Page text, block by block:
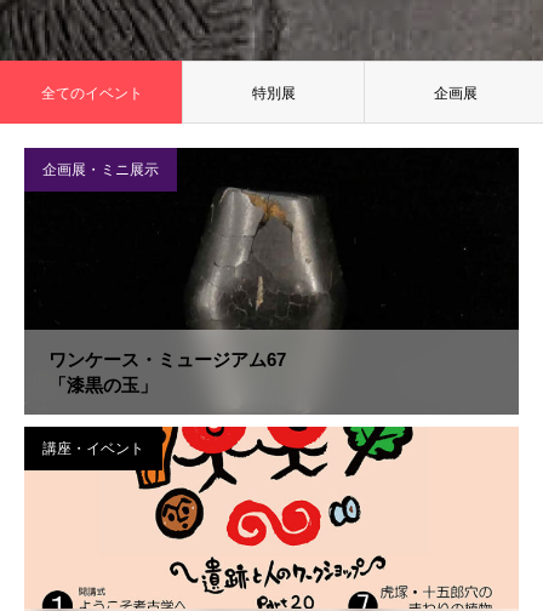
全てのイベント 特別展 企画展
企画展・ミニ展示
ワンケース・ミュージアム67
「漆黒の玉」
講座・イベント